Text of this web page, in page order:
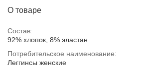
О товаре
Состав:
92% хлопок, 8% эластан
Потребительское наименование:
Леггинсы женские